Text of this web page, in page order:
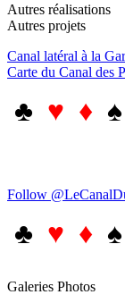
Autres réalisations
Autres projets
Canal latéral à la
Carte du Canal des
♣ ♥ ♦ ♠
Follow
♣ ♥ ♦ ♠
Galeries Photos